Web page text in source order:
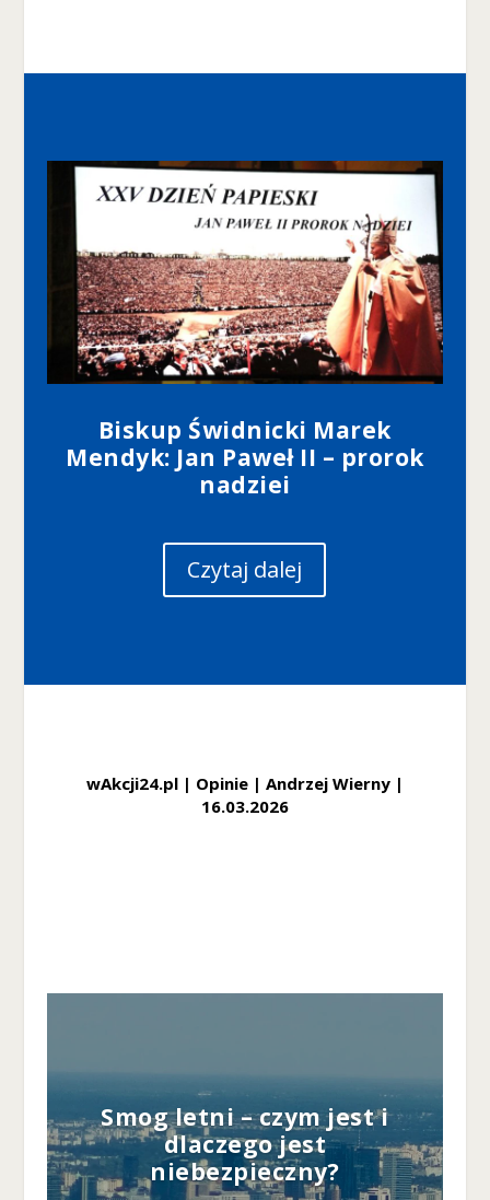
Biskup Świdnicki Marek
Mendyk: Jan Paweł II – prorok
nadziei
Czytaj dalej
wAkcji24.pl | Opinie | Andrzej Wierny |
16.03.2026
Smog letni – czym jest i
dlaczego jest
niebezpieczny?